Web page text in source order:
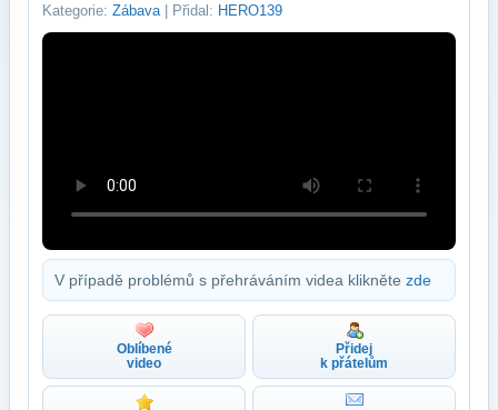
Kategorie: Zábava | Přidal: HERO139
V případě problémů s přehráváním videa klikněte zde
Oblíbené
video
Přidej
k přátelům